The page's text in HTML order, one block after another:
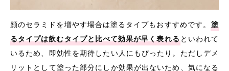
顔のセラミドを増やす場合は塗るタイプもおすすめです。 塗
るタイプは飲むタイプと比べて効果が早く表れる といわれて
いるため、即効性を期待したい人にもぴったり。ただしデメ
リットとして塗った部分にしか効果が出ないため、気になる